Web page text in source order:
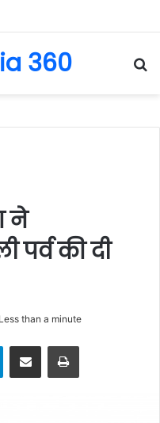
360
ने
पर्व की दी
Less than a minute
TelegramShare via Email Print